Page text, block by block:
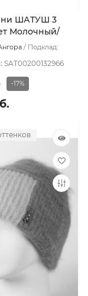
ШАТУШ 3
Молочный/
Розовый
Подклад:
SAT00200132966
-17%